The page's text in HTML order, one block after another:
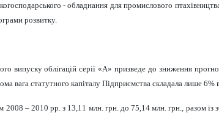
- обладнання для промислового
розвитку.
випуску облігацій серії «А» призведе до зниження
вага статутного капіталу Підприємства складала лише 6%
2008 – 2010 рр. з 13,11 млн. грн. до 75,14 млн. грн., разом із